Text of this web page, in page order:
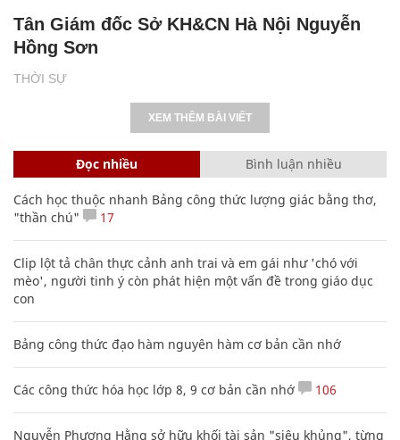
THỜI SỰ
Tân Giám đốc Sở KH&CN Hà Nội Nguyễn
Hồng Sơn
XEM THÊM BÀI VIẾT
Đọc nhiều Bình luận nhiều
Cách học thuộc nhanh Bảng công thức lượng giác bằng thơ,
"thần chú"
17
Clip lột tả chân thực cảnh anh trai và em gái như 'chó với
mèo', người tinh ý còn phát hiện một vấn đề trong giáo dục
con
Bảng công thức đạo hàm nguyên hàm cơ bản cần nhớ
Các công thức hóa học lớp 8, 9 cơ bản cần nhớ 106
Nguyễn Phương Hằng sở hữu khối tài sản "siêu khủng", từng